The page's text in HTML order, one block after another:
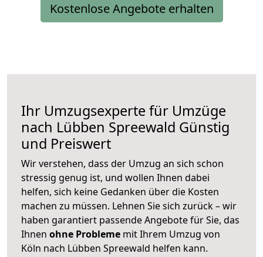
Kostenlose Angebote erhalten
Ihr Umzugsexperte für Umzüge
nach Lübben Spreewald Günstig
und Preiswert
Wir verstehen, dass der Umzug an sich schon
stressig genug ist, und wollen Ihnen dabei
helfen, sich keine Gedanken über die Kosten
machen zu müssen. Lehnen Sie sich zurück – wir
haben garantiert passende Angebote für Sie, das
Ihnen ohne Probleme mit Ihrem Umzug von
Köln nach Lübben Spreewald helfen kann.